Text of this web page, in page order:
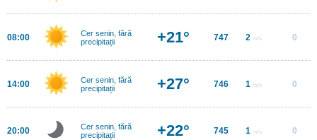
08:00
Cer senin, fără
precipitații
+21° 747 2 m/s 0
14:00
Cer senin, fără
precipitații
+27° 746 1 m/s 0
20:00
Cer senin, fără
precipitații
+22° 745 1 m/s 0